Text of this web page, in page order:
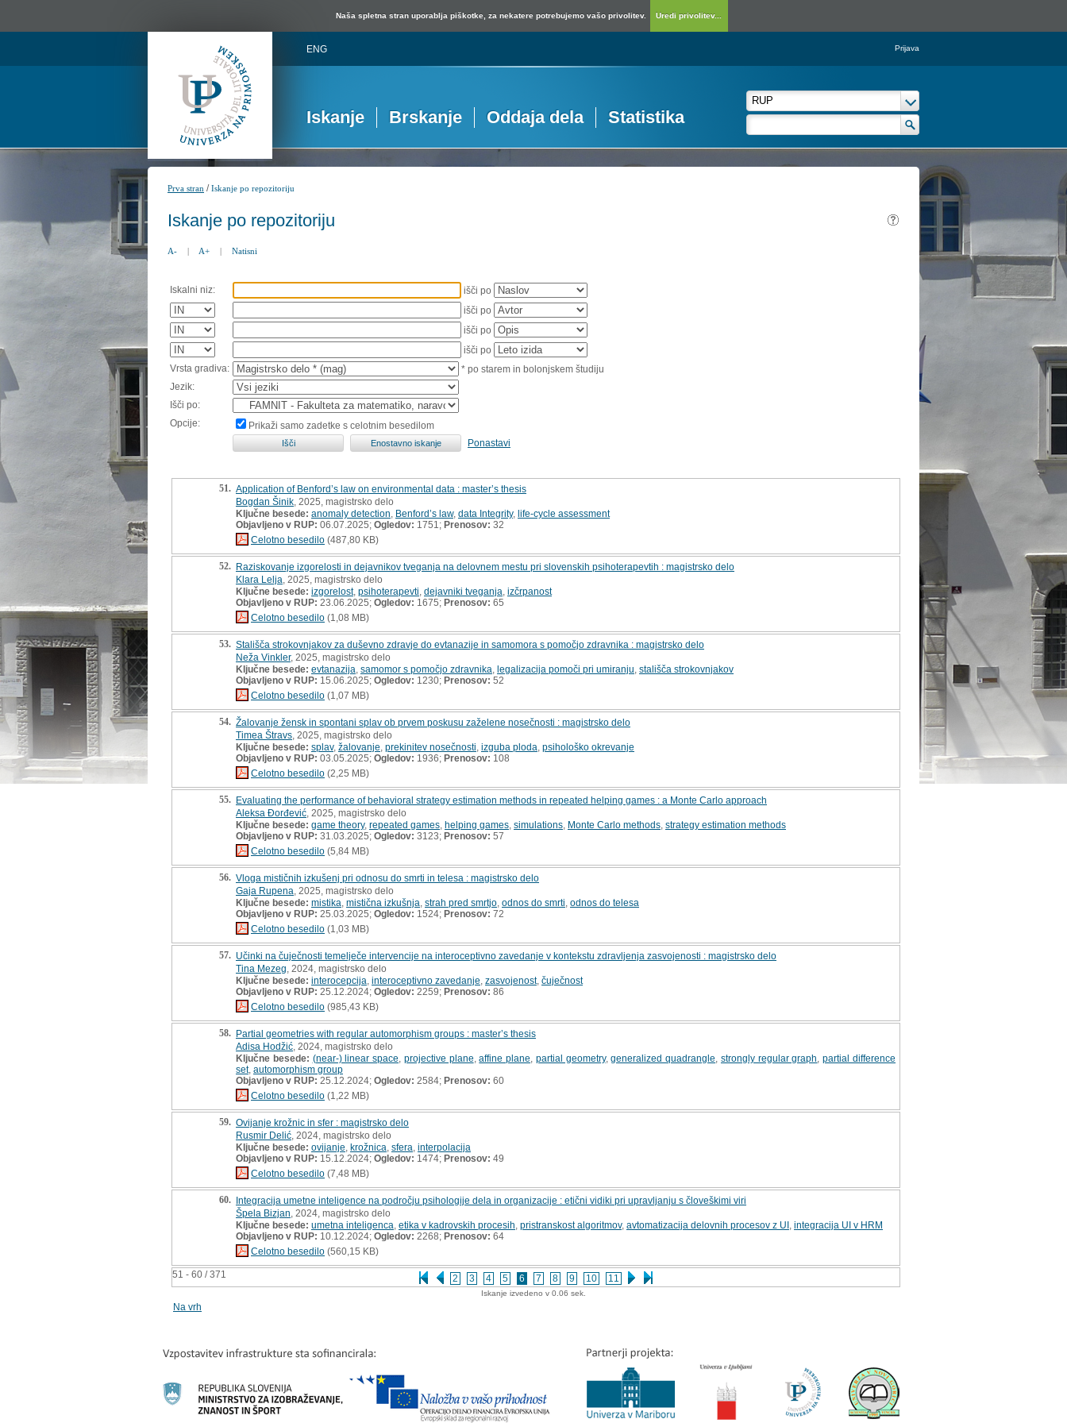
Naša spletna stran uporablja piškotke, za nekatere potrebujemo vašo privolitev. Uredi privolitev...
ENG Prijava
Iskanje Brskanje Oddaja dela Statistika
Prva stran /Iskanje po repozitoriju
Iskanje po repozitoriju
A- | A+ | Natisni
Iskalni niz:
išči po
išči po
išči po
išči po
Vrsta gradiva:
* po starem in bolonjskem študiju
Jezik:
Išči po:
Opcije:
Prikaži samo zadetke s celotnim besedilom
Ponastavi
51 - 60 / 371 2 3 4 5 6 7 8 9 10 11
51. Application of Benford’s law on environmental data : master’s thesis
Bogdan Šinik , 2025, magistrsko delo
Ključne besede: anomaly detection Benford’s law, data Integrity, life-cycle assessment
Objavljeno v RUP: 06.07.2025; Ogledov: 1751; Prenosov: 32
Celotno besedilo (487,80 KB)
52. Raziskovanje izgorelosti in dejavnikov tveganja na delovnem mestu pri slovenskih psihoterapevtih : magistrsko delo
Klara Lelja , 2025, magistrsko delo
Ključne besede: izgorelost, psihoterapevti dejavniki tveganja izčrpanost
Objavljeno v RUP: 23.06.2025; Ogledov: 1675; Prenosov: 65
Celotno besedilo (1,08 MB)
53. Stališča strokovnjakov za duševno zdravje do evtanazije in samomora s pomočjo zdravnika : magistrsko delo
Neža Vinkler, 2025, magistrsko delo
Ključne besede: evtanazija samomor s pomočjo zdravnika legalizacija pomoči pri umiranju stališča strokovnjakov
Objavljeno v RUP: 15.06.2025; Ogledov: 1230; Prenosov: 52
Celotno besedilo (1,07 MB)
54. Žalovanje žensk in spontani splav ob prvem poskusu zaželene nosečnosti : magistrsko delo
Timea Štravs , 2025, magistrsko delo
Ključne besede: splav, žalovanje prekinitev nosečnosti izguba ploda psihološko okrevanje
Objavljeno v RUP: 03.05.2025; Ogledov: 1936; Prenosov: 108
Celotno besedilo (2,25 MB)
55. Evaluating the performance of behavioral strategy estimation methods in repeated helping games : a Monte Carlo approach
Aleksa Đorđević , 2025, magistrsko delo
Ključne besede: game theory, repeated games helping games simulations Monte Carlo methods strategy estimation methods
Objavljeno v RUP: 31.03.2025; Ogledov: 3123; Prenosov: 57
Celotno besedilo (5,84 MB)
56. Vloga mističnih izkušenj pri odnosu do smrti in telesa : magistrsko delo
Gaja Rupena , 2025, magistrsko delo
Ključne besede: mistika mistična izkušnja strah pred smrtjo odnos do smrti odnos do telesa
Objavljeno v RUP: 25.03.2025; Ogledov: 1524; Prenosov: 72
Celotno besedilo (1,03 MB)
57. Učinki na čuječnosti temelječe intervencije na interoceptivno zavedanje v kontekstu zdravljenja zasvojenosti : magistrsko delo
Tina Mezeg , 2024, magistrsko delo
Ključne besede: interocepcija interoceptivno zavedanje zasvojenost, čuječnost
Objavljeno v RUP: 25.12.2024; Ogledov: 2259; Prenosov: 86
Celotno besedilo (985,43 KB)
58. Partial geometries with regular automorphism groups : master’s thesis
Adisa Hodžić , 2024, magistrsko delo
Ključne besede: (near-) linear space projective plane ,affine plane partial geometry,generalized quadrangle strongly regular graph ,partial difference
set, automorphism group
Objavljeno v RUP: 25.12.2024; Ogledov: 2584; Prenosov: 60
Celotno besedilo (1,22 MB)
59. Ovijanje krožnic in sfer : magistrsko delo
Rusmir Delić , 2024, magistrsko delo
Ključne besede: ovijanje krožnica sfera interpolacija
Objavljeno v RUP: 15.12.2024; Ogledov: 1474; Prenosov: 49
Celotno besedilo (7,48 MB)
60. Integracija umetne inteligence na področju psihologije dela in organizacije : etični vidiki pri upravljanju s človeškimi viri
Špela Bizjan , 2024, magistrsko delo
Ključne besede: umetna inteligenca etika v kadrovskih procesih pristranskost algoritmov, avtomatizacija delovnih procesov z UI integracija UI v HRM
Objavljeno v RUP: 10.12.2024; Ogledov: 2268; Prenosov: 64
Celotno besedilo (560,15 KB)
Iskanje izvedeno v 0.06 sek.
Na vrh